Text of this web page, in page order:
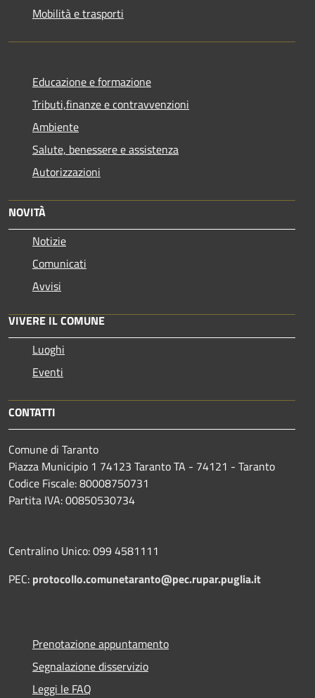
Mobilità e trasporti
Educazione e formazione
Tributi,finanze e contravvenzioni
Ambiente
Salute, benessere e assistenza
Autorizzazioni
NOVITÀ
Notizie
Comunicati
Avvisi
VIVERE IL COMUNE
Luoghi
Eventi
CONTATTI
Comune di Taranto
Piazza Municipio 1 74123 Taranto TA - 74121 - Taranto
Codice Fiscale: 80008750731
Partita IVA: 00850530734
Centralino Unico: 099 4581111
PEC: protocollo.comunetaranto@pec.rupar.puglia.it
Prenotazione appuntamento
Segnalazione disservizio
Leggi le FAQ